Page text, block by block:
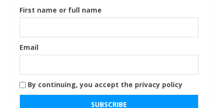
First name or full name
Email
By continuing, you accept the privacy policy